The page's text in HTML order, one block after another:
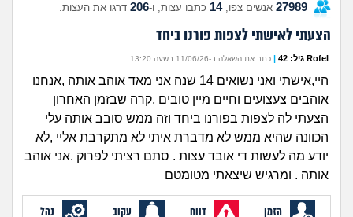
שאלות שעוררו עניין
עצות חדשות
מה קורה כאן?
מתחם הטיפים
27989 אנשים צפו,14 כתבו עצות, ו-206 דרגו את העצות.
הצעתי לאישתי לצפות פורנו ביחד
Rofel גיל: 42 | כתב את השאלה ב-11/06/26 בשעה 13:20
היי,אישתי ואני נשואים 14 שנה אני מאד אוהב אותה ,אנחנו
אוהבים צעצועים וחיים מיין טובים ,קרה שבזמן האחרון
הצעתי לה לצפות בפורנו ביחד וזה ממש סובב אותה עלי
הכוונה שהיא ממש לא מדברת איתי לא מתקרבת אליי ,לא
יודע מה לעשות די אובד עצות . סתם רציתי לפרוק .אני אוהב
אותה . ומרגיש שיצאתי מטומטם
הזמן דווח עקוב נהל